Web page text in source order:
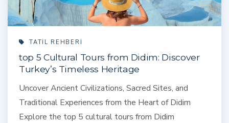
TATIL REHBERI
top 5 Cultural Tours from Didim: Discover
Turkey’s Timeless Heritage
Uncover Ancient Civilizations, Sacred Sites, and
Traditional Experiences from the Heart of Didim
Explore the top 5 cultural tours from Didim